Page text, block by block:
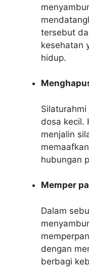
tersebut
kesehatan
hidup.
dosa kecil.
menjalin
hubungan
Memper
Dalam
dengan
berbagi